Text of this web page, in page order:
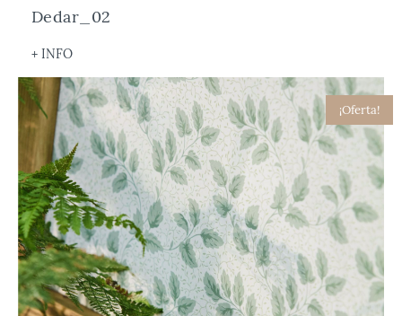
Dedar_02
+ INFO
¡Oferta!